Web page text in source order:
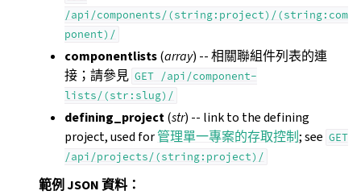
/api/components/(string:project)/(string:com
ponent)/
componentlists(array) -- 相關聯組件列表的連
接；請參見 GET
/api/component-
lists/(str:slug)/
defining_project(str) -- link to the defining
project, used for管理單一專案的存取控制; see GET
/api/projects/(string:project)/
範例 JSON 資料：